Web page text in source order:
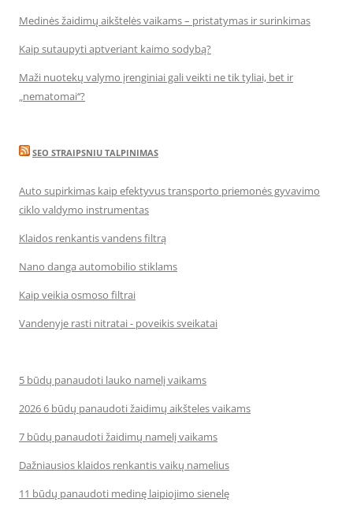
Medinės žaidimų aikštelės vaikams – pristatymas ir surinkimas
Kaip sutaupyti aptveriant kaimo sodybą?
Maži nuotekų valymo įrenginiai gali veikti ne tik tyliai, bet ir
„nematomai‘‘?
SEO STRAIPSNIU TALPINIMAS
Auto supirkimas kaip efektyvus transporto priemonės gyvavimo
ciklo valdymo instrumentas
Klaidos renkantis vandens filtrą
Nano danga automobilio stiklams
Kaip veikia osmoso filtrai
Vandenyje rasti nitratai - poveikis sveikatai
5 būdų panaudoti lauko namelį vaikams
2026 6 būdų panaudoti žaidimų aikšteles vaikams
7 būdų panaudoti žaidimų namelį vaikams
Dažniausios klaidos renkantis vaikų namelius
11 būdų panaudoti medinę laipiojimo sienelę